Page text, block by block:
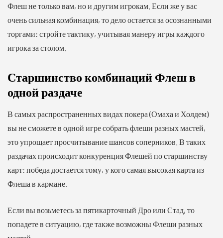
Флеш не только вам, но и другим игрокам. Если же у вас
очень сильная комбинация, то дело остается за осознанными
торгами: стройте тактику, учитывая манеру игры каждого
игрока за столом.
Старшинство комбинаций Флеш в
одной раздаче
В самых распространенных видах покера (Омаха и Холдем)
вы не сможете в одной игре собрать флеши разных мастей,
это упрощает просчитывание шансов соперников. В таких
раздачах происходит конкуренция Флешей по старшинству
карт: победа достается тому, у кого самая высокая карта из
Флеша в кармане.
Если вы возьметесь за пятикарточный Дро или Стад, то
попадете в ситуацию, где также возможны Флеши разных